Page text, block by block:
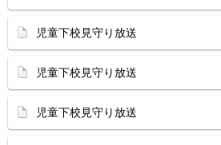
児童下校見守り放送
児童下校見守り放送
児童下校見守り放送